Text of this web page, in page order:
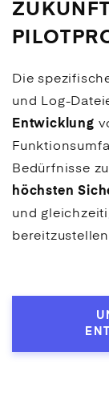
Die
und Log-
Entwicklung
Bedürfnisse
höchsten
und